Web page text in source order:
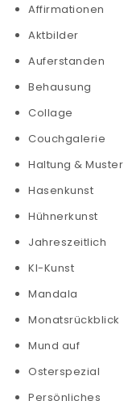
Affirmationen
Aktbilder
Auferstanden
Behausung
Collage
Couchgalerie
Haltung & Muster
Hasenkunst
Hühnerkunst
Jahreszeitlich
KI-Kunst
Mandala
Monatsrückblick
Mund auf
Osterspezial
Persönliches